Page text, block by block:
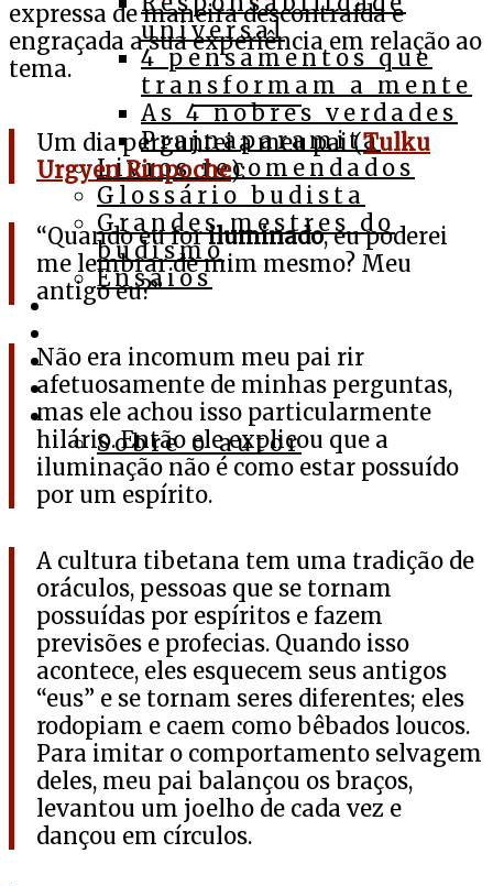
universal
4 pensamentos que
transformam a mente
As 4 nobres verdades
Prajnaparamita
Livros recomendados
Glossário budista
Grandes mestres do
budismo
Ensaios
Cursos
Ouça
Apoie
Contato
Sobre o autor
expressa de maneira descontraída e
engraçada a sua experiência em relação ao
tema.
Um dia perguntei a meu pai (Tulku
Urgyen Rinpoche):
“Quando eu foriluminado, eu poderei
me lembrar de mim mesmo? Meu
antigo eu?”
Não era incomum meu pai rir
afetuosamente de minhas perguntas,
mas ele achou isso particularmente
hilário. Então ele explicou que a
iluminação não é como estar possuído
por um espírito.
A cultura tibetana tem uma tradição de
oráculos, pessoas que se tornam
possuídas por espíritos e fazem
previsões e profecias. Quando isso
acontece, eles esquecem seus antigos
“eus” e se tornam seres diferentes; eles
rodopiam e caem como bêbados loucos.
Para imitar o comportamento selvagem
deles, meu pai balançou os braços,
levantou um joelho de cada vez e
dançou em círculos.